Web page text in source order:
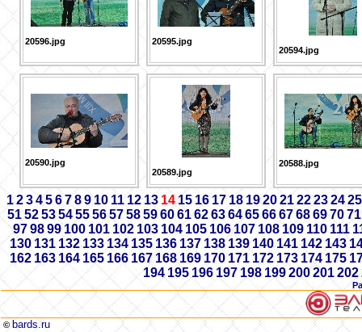
20596.jpg
20595.jpg
20594.jpg
20590.jpg
20589.jpg
20588.jpg
1 2 3 4 5 6 7 8 9 10 11 12 13 1415 16 17 18 19 20 21 22 23 24 25
51 52 53 54 55 56 57 58 59 60 61 62 63 64 65 66 67 68 6970 71
97 98 99 100 101 102 103 104 105 106 107 108 109 110 111
130 131 132133 134 135 136 137 138 139 140 141 142 143
162 163 164 165 166 167 168 169 170 171 172 173 174 175
194 195 196 197 198 199200201202
© bards.ru